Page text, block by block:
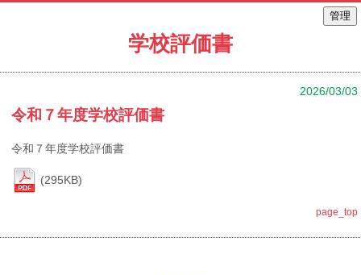
学校評価書
2026/03/03
令和７年度学校評価書
令和７年度学校評価書
(295KB)
page_top